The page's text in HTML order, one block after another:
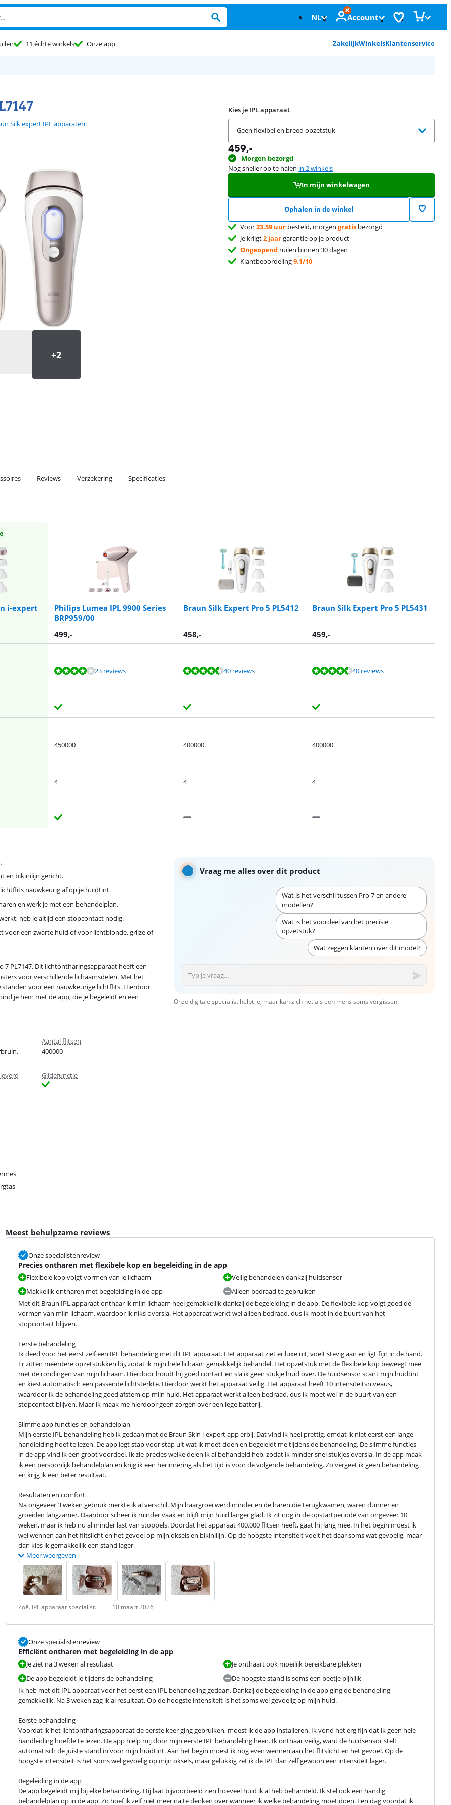
NL Account
11 échte winkels Onze app ZakelijkWinkelsKlantenservice
Silk expert IPL apparaten
Kies je IPL apparaat
Geen flexibel en breed opzetstuk
459,-
Morgen bezorgd
Nog sneller op te halen in 2 winkels
In mijn winkelwagen
Ophalen in de winkel
Voor23.59 uur besteld, morgengratis bezorgd
Je krijgt2 jaargarantie op je product
Ongeopend ruilen binnen 30 dagen
Klantbeoordeling9,1/10
Reviews Verzekering Specificaties
i-expert
Philips Lumea IPL 9900 Series
BRP959/00
Braun Silk Expert Pro 5 PL5412 Braun Silk Expert Pro 5 PL5431
499,- 458,- 459,-
23 reviews 40 reviews 40 reviews
450000 400000 400000
4 4 4
Vraag me alles over dit product
Wat is het verschil tussen Pro 7 en andere
modellen?
Wat is het voordeel van het precisie
opzetstuk?
Wat zeggen klanten over dit model?
Onze digitale specialist helpt je, maar kan zich net als een mens soms vergissen.
en bikinilijn gericht.
nauwkeurig af op je huidtint.
en werk je met een behandelplan.
heb je altijd een stopcontact nodig.
voor een zwarte huid of voor lichtblonde, grijze of
PL7147. Dit lichtontharingsapparaat heeft een
voor verschillende lichaamsdelen. Met het
standen voor een nauwkeurige lichtflits. Hierdoor
je hem met de app, die je begeleidt en een
Aantal flitsen
400000
Glidefunctie
Meest behulpzame reviews
Onze specialistenreview
Precies ontharen met flexibele kop en begeleiding in de app
Flexibele kop volgt vormen van je lichaam
Makkelijk ontharen met begeleiding in de app
Veilig behandelen dankzij huidsensor
Alleen bedraad te gebruiken
Met dit Braun IPL apparaat onthaar ik mijn lichaam heel gemakkelijk dankzij de begeleiding in de app. De flexibele kop volgt goed de
vormen van mijn lichaam, waardoor ik niks oversla. Het apparaat werkt wel alleen bedraad, dus ik moet in de buurt van het
stopcontact blijven.
Eerste behandeling
Ik deed voor het eerst zelf een IPL behandeling met dit IPL apparaat. Het apparaat ziet er luxe uit, voelt stevig aan en ligt fijn in de hand.
Er zitten meerdere opzetstukken bij, zodat ik mijn hele lichaam gemakkelijk behandel. Het opzetstuk met de flexibele kop beweegt mee
met de rondingen van mijn lichaam. Hierdoor houdt hij goed contact en sla ik geen stukje huid over. De huidsensor scant mijn huidtint
en kiest automatisch een passende lichtsterkte. Hierdoor werkt het apparaat veilig. Het apparaat heeft 10 intensiteitsniveaus,
waardoor ik de behandeling goed afstem op mijn huid. Het apparaat werkt alleen bedraad, dus ik moet wel in de buurt van een
stopcontact blijven. Maar ik maak me hierdoor geen zorgen over een lege batterij.
Slimme app functies en behandelplan
Mijn eerste IPL behandeling heb ik gedaan met de Braun Skin i‑expert app erbij. Dat vind ik heel prettig, omdat ik niet eerst een lange
handleiding hoef te lezen. De app legt stap voor stap uit wat ik moet doen en begeleidt me tijdens de behandeling. De slimme functies
in de app vind ik een groot voordeel. Ik zie precies welke delen ik al behandeld heb, zodat ik minder snel stukjes oversla. In de app maak
ik een persoonlijk behandelplan en krijg ik een herinnering als het tijd is voor de volgende behandeling. Zo vergeet ik geen behandeling
en krijg ik een beter resultaat.
Resultaten en comfort
Na ongeveer 3 weken gebruik merkte ik al verschil. Mijn haargroei werd minder en de haren die terugkwamen, waren dunner en
groeiden langzamer. Daardoor scheer ik minder vaak en blijft mijn huid langer glad. Ik zit nog in de opstartperiode van ongeveer 10
weken, maar ik heb nu al minder last van stoppels. Doordat het apparaat 400.000 flitsen heeft, gaat hij lang mee. In het begin moest ik
wel wennen aan het flitslicht en het gevoel op mijn oksels en bikinilijn. Op de hoogste intensiteit voelt het daar soms wat gevoelig, maar
dan kies ik gemakkelijk een stand lager.
Meer weergeven
Beoordeling door:
Zoë. IPL apparaat specialist.
Datum: 10 maart 2026
Onze specialistenreview
Efficiënt ontharen met begeleiding in de app
Je ziet na 3 weken al resultaat
De app begeleidt je tijdens de behandeling
Je onthaart ook moeilijk bereikbare plekken
De hoogste stand is soms een beetje pijnlijk
Ik heb met dit IPL apparaat voor het eerst een IPL behandeling gedaan. Dankzij de begeleiding in de app ging de behandeling
gemakkelijk. Na 3 weken zag ik al resultaat. Op de hoogste intensiteit is het soms wel gevoelig op mijn huid.
Eerste behandeling
Voordat ik het lichtontharingsapparaat de eerste keer ging gebruiken, moest ik de app installeren. Ik vond het erg fijn dat ik geen hele
handleiding hoefde te lezen. De app hielp mij door mijn eerste IPL behandeling heen. Ik onthaar veilig, want de huidsensor stelt
automatisch de juiste stand in voor mijn huidtint. Aan het begin moest ik nog even wennen aan het flitslicht en het gevoel. Op de
hoogste intensiteit is het soms wel gevoelig op mijn oksels, maar gelukkig zet ik de IPL dan zelf gewoon een intensiteit lager.
Begeleiding in de app
De app begeleidt mij bij elke behandeling. Hij laat bijvoorbeeld zien hoeveel huid ik al heb behandeld. Ik stel ook een handig
behandelplan op in de app. Zo hoef ik zelf niet meer na te denken over wanneer ik welke behandeling moet doen. Een dag voordat ik